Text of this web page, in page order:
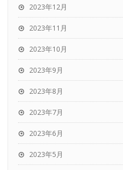
2023年12月
2023年11月
2023年10月
2023年9月
2023年8月
2023年7月
2023年6月
2023年5月